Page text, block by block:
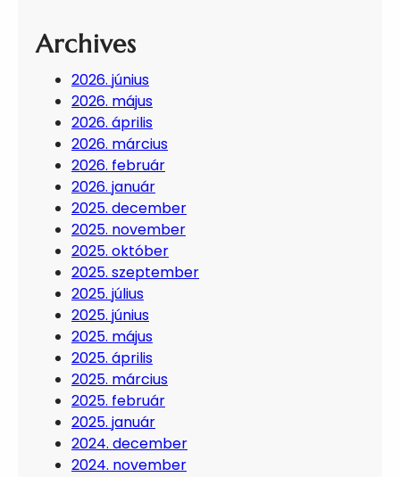
Archives
2026. június
2026. május
2026. április
2026. március
2026. február
2026. január
2025. december
2025. november
2025. október
2025. szeptember
2025. július
2025. június
2025. május
2025. április
2025. március
2025. február
2025. január
2024. december
2024. november